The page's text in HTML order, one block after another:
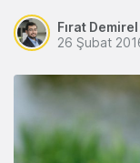
Fırat Demirel
26 Şubat